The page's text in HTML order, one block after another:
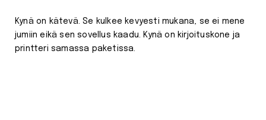
Kynä on kätevä. Se kulkee kevyesti mukana, se ei mene
jumiin eikä sen sovellus kaadu. Kynä on kirjoituskone ja
printteri samassa paketissa.